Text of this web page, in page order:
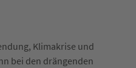
Klimakrise und
bei den drängenden